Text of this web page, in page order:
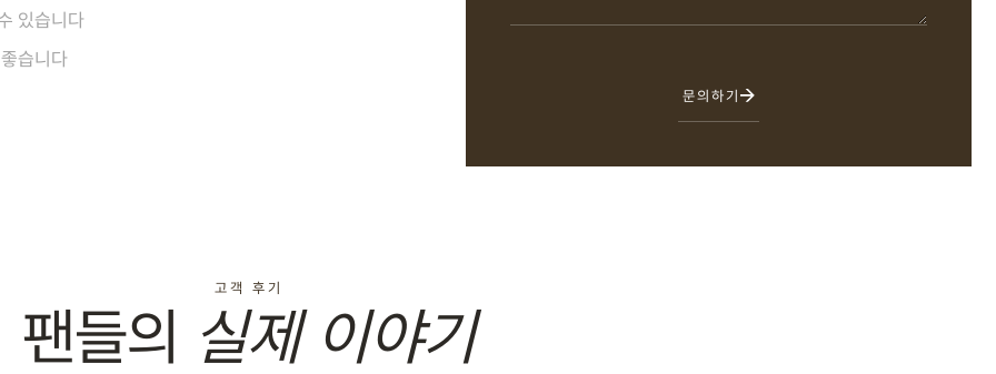
있습니다
습니다
문의하기
고객 후기
팬들의 실제 이야기